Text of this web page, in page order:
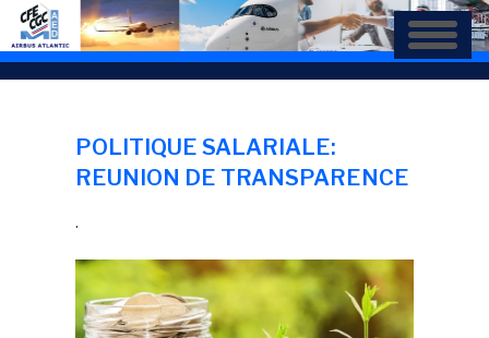
Aller
contenu
POLITIQUE SALARIALE:
REUNION DE TRANSPARENCE
.